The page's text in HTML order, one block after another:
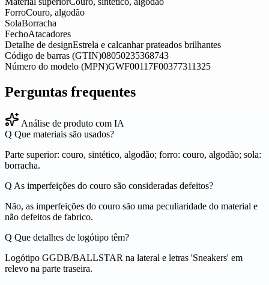
ForroCouro, algodão
SolaBorracha
FechoAtacadores
Detalhe de designEstrela e calcanhar prateados brilhantes
Código de barras (GTIN)08050235368743
Número do modelo (MPN)GWF00117F00377311325
Perguntas frequentes
Análise de produto com IA
Q Que materiais são usados?
Parte superior: couro, sintético, algodão; forro: couro, algodão; sola:
borracha.
Q As imperfeições do couro são consideradas defeitos?
Não, as imperfeições do couro são uma peculiaridade do material e
não defeitos de fabrico.
Q Que detalhes de logótipo têm?
Logótipo GGDB/BALLSTAR na lateral e letras 'Sneakers' em
relevo na parte traseira.